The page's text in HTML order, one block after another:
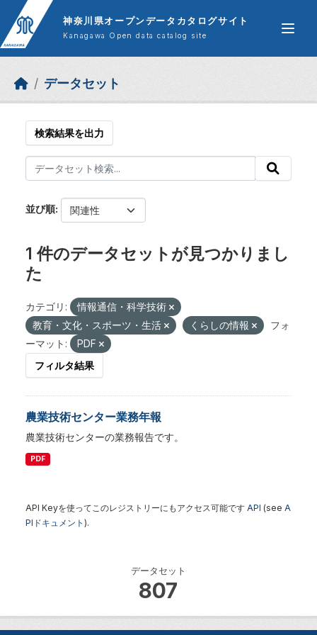
Skip to main content
神奈川県オープンデータカタログサイト
Kanagawa Open data catalog site
データセット
データセット
807
検索結果を出力
並び順
1 件のデータセットが見つかりまし
た
カテゴリ:
情報通信・科学技術
教育・文化・スポーツ・生活
くらしの情報
フォ
ーマット:
PDF
フィルタ結果
農業技術センター業務年報
農業技術センターの業務報告です。
PDF
API Keyを使ってこのレジストリーにもアクセス可能です API (see A
PIドキュメント ).